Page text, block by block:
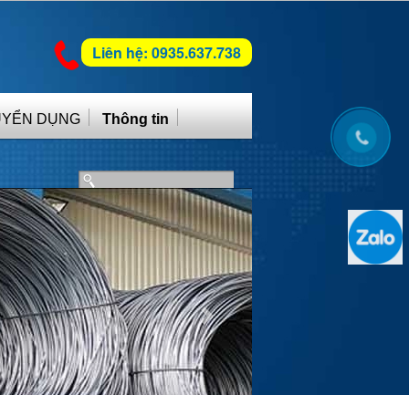
Liên hệ: 0935.637.738
DỤNG Thông tin
Next